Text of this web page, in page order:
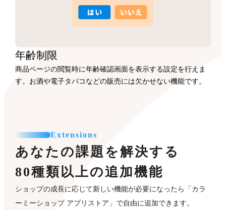
年齢制限
商品ページの閲覧時に年齢確認画面を表示する設定を行えま
す。お酒や電子タバコなどの販売には欠かせない機能です。
Extensions
あなたの課題を解決する
80種類以上の追加機能
ショップの成長に応じて新しい機能が必要になったら「カラ
ーミーショップ アプリストア」で自由に追加できます。